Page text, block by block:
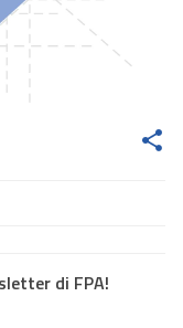
di FPA!